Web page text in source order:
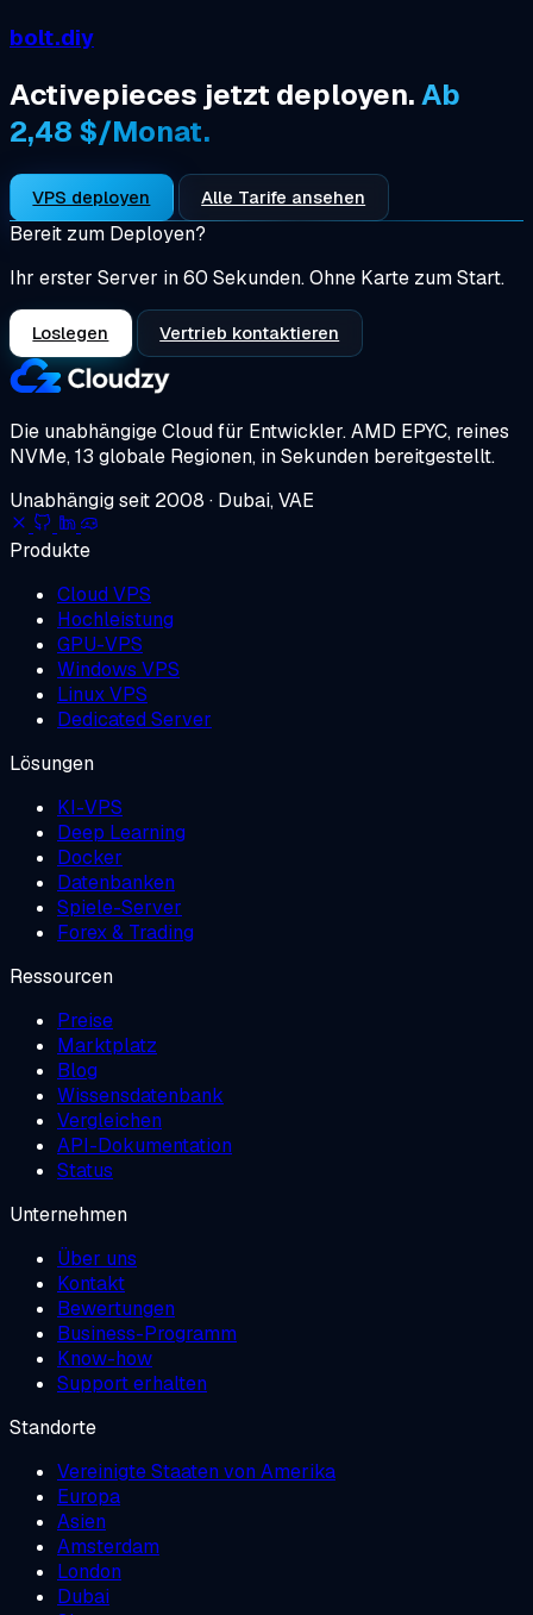
bolt.diy
Activepieces jetzt deployen.Ab
2,48 $/Monat.
VPS deployen Alle Tarife ansehen
Bereit zum Deployen?
Ihr erster Server in 60 Sekunden. Ohne Karte zum Start.
Loslegen Vertrieb kontaktieren
Die unabhängige Cloud für Entwickler.AMD EPYC, reines
NVMe, 13 globale Regionen, in Sekunden bereitgestellt.
Unabhängig seit 2008 · Dubai, VAE
Produkte
Cloud VPS
Hochleistung
GPU-VPS
Windows VPS
Linux VPS
Dedicated Server
Lösungen
KI-VPS
Deep Learning
Docker
Datenbanken
Spiele-Server
Forex & Trading
Ressourcen
Preise
Marktplatz
Blog
Wissensdatenbank
Vergleichen
API-Dokumentation
Status
Unternehmen
Über uns
Kontakt
Bewertungen
Business-Programm
Know-how
Support erhalten
Standorte
Vereinigte Staaten von Amerika
Europa
Asien
Amsterdam
London
Dubai